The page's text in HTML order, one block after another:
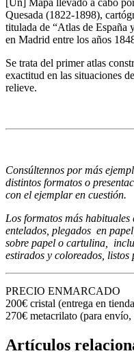
Quesada (1822-1898),
titulada de “Atlas de España
en Madrid entre los años
Se trata del primer atlas
exactitud en las situaciones
relieve.
Consúltennos por más
distintos formatos o
con el ejemplar en cuestión.
Los formatos más habituales
entelados, plegados en
sobre papel o cartulina,
estirados y coloreados, listos
PRECIO ENMARCADO
200€ cristal (entrega en
270€ metacrilato (para
Artículos